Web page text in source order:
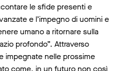
le sfide presenti e
e l’impegno di uomini e
umano a ritornare sulla
profondo”. Attraverso
impegnate nelle prossime
come, in un futuro non così